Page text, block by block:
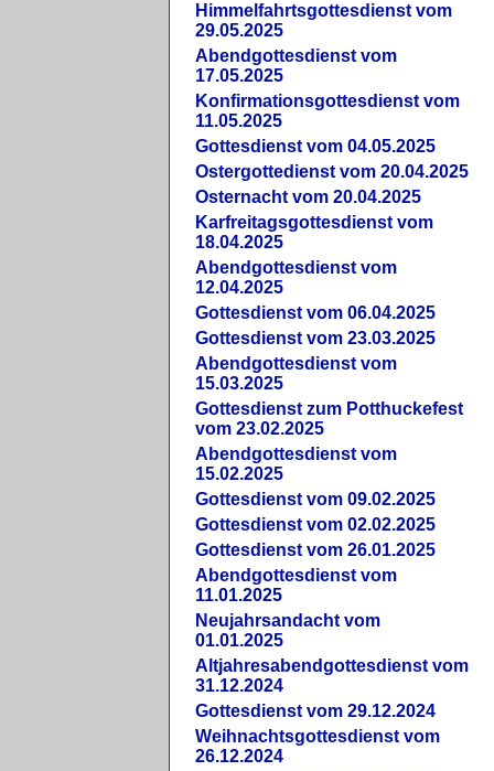
Himmelfahrtsgottesdienst vom
29.05.2025
Abendgottesdienst vom
17.05.2025
Konfirmationsgottesdienst vom
11.05.2025
Gottesdienst vom 04.05.2025
Ostergottedienst vom 20.04.2025
Osternacht vom 20.04.2025
Karfreitagsgottesdienst vom
18.04.2025
Abendgottesdienst vom
12.04.2025
Gottesdienst vom 06.04.2025
Gottesdienst vom 23.03.2025
Abendgottesdienst vom
15.03.2025
Gottesdienst zum Potthuckefest
vom 23.02.2025
Abendgottesdienst vom
15.02.2025
Gottesdienst vom 09.02.2025
Gottesdienst vom 02.02.2025
Gottesdienst vom 26.01.2025
Abendgottesdienst vom
11.01.2025
Neujahrsandacht vom
01.01.2025
Altjahresabendgottesdienst vom
31.12.2024
Gottesdienst vom 29.12.2024
Weihnachtsgottesdienst vom
26.12.2024